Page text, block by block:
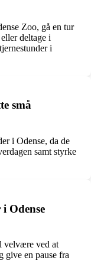
Zoo, gå en tur
deltage i
i
små
i Odense, da de
samt styrke
Odense
velvære ved at
give en pause fra